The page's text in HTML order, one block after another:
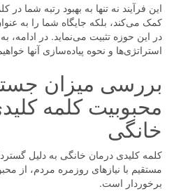
این فرآیند نه تنها به بهبود رتبه شما در
کمک می‌کند، بلکه جایگاه شما را به
در این حوزه تثبیت می‌نماید. در ادامه،
استراتژی‌ها و نحوه پیاده‌سازی آنها
بررسی میزان
محبوبیت کلمه
خانگی
کلمه کلیدی درمان خانگی به دلیل
مستقیم با نیازهای روزمره مردم، از
برخوردار است.